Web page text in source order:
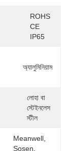
ROHS
CE
IP65
অ্যালুমিনিয়াম
লোহা বা
স্টেইনলেস
স্টীল
Meanwell,
Sosen,